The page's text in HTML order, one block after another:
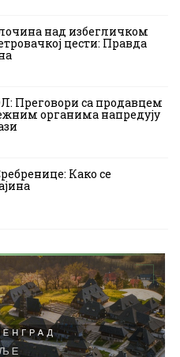
над избегличком
цести: Правда
Преговори са продавцем
органима напредују
Како се